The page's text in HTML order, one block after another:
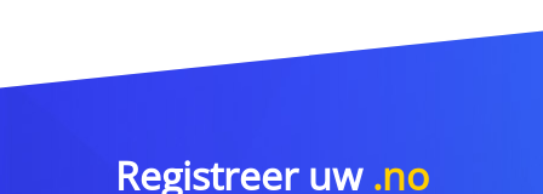
Registreer uw .no